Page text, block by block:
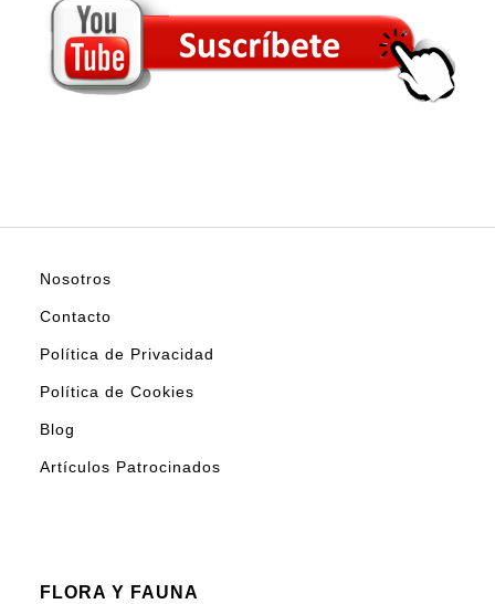
Nosotros
Contacto
Política de Privacidad
Política de Cookies
Blog
Artículos Patrocinados
FLORA Y FAUNA